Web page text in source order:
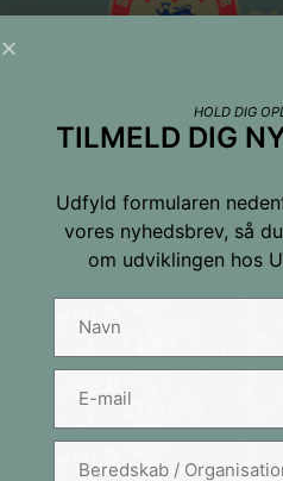
Tilmeld dig nyhedsbrevet
Navn
HOLD DIG
TILMELD DIG
Udfyld formularen
vores nyhedsbrev, så
om udviklingen hos